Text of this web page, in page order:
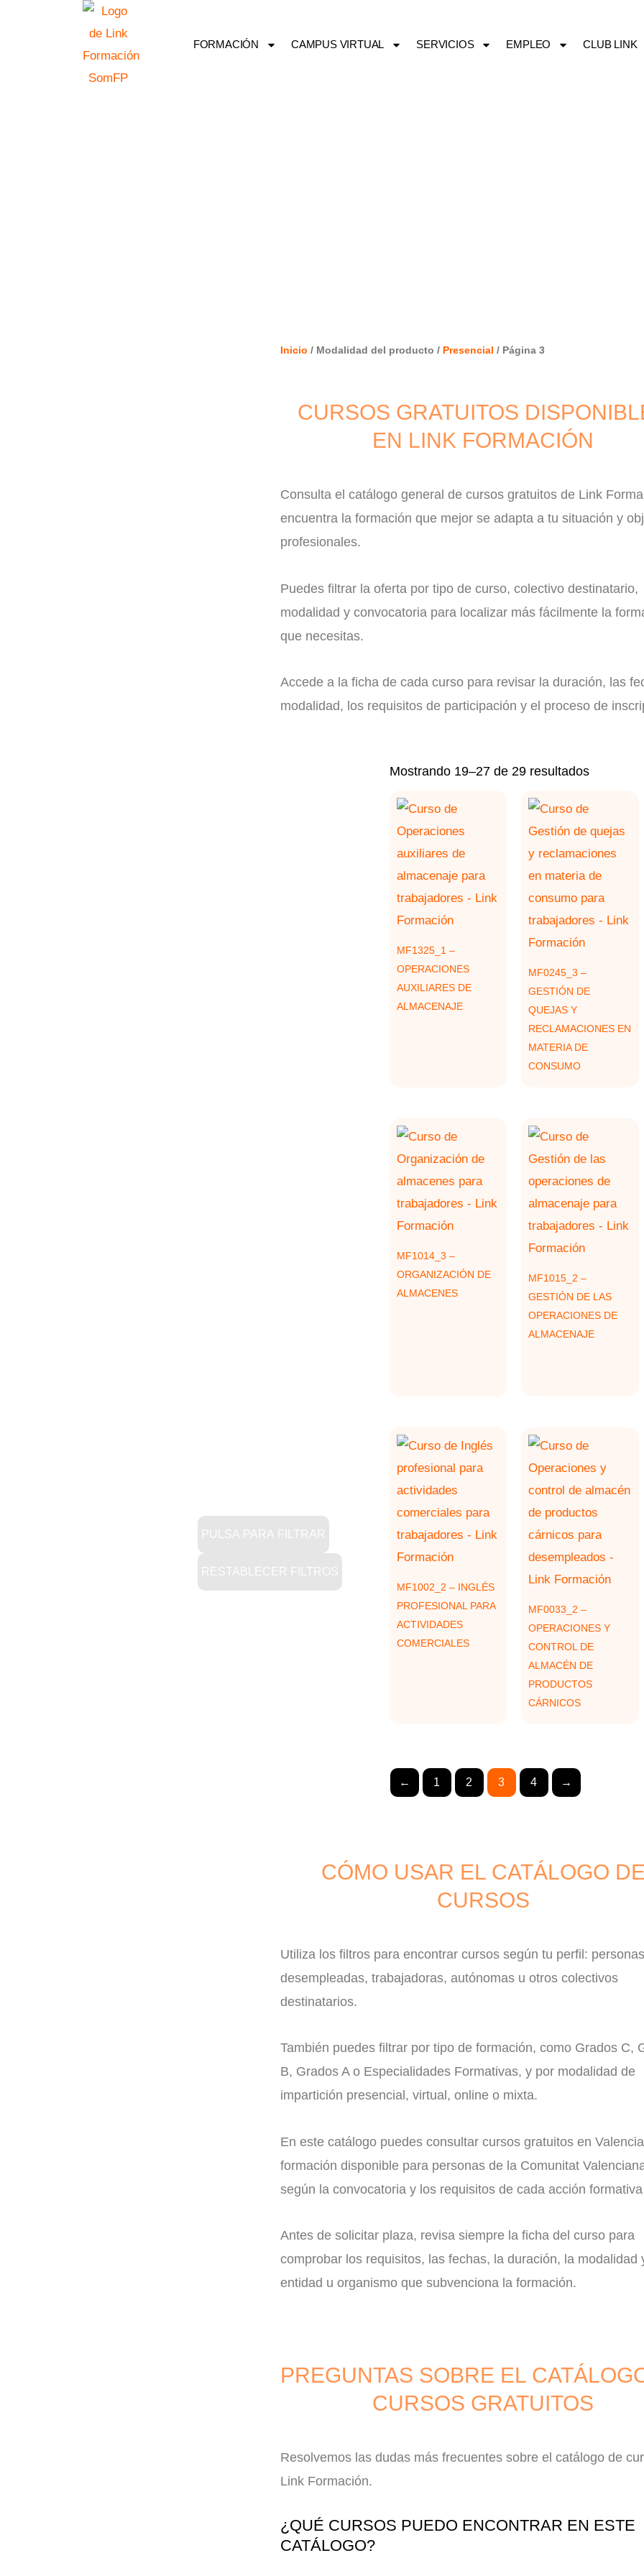
FORMACIÓN CAMPUS VIRTUAL SERVICIOS EMPLEO CLUB LINK
Inicio / Modalidad del producto / Presencial / Página 3
CURSOS GRATUITOS
EN LINK FORMACIÓN
Consulta el catálogo general de cursos gratuitos de Link
encuentra la formación que mejor se adapta a tu situación y
profesionales.
Puedes filtrar la oferta por tipo de curso, colectivo destinatario,
modalidad y convocatoria para localizar más fácilmente la
que necesitas.
Accede a la ficha de cada curso para revisar la duración, las
modalidad, los requisitos de participación y el proceso de
PULSA PARA FILTRAR
RESTABLECER FILTROS
Mostrando 19–27 de 29 resultadosOrdenado
últimos
MF1325_1 –
OPERACIONES
AUXILIARES DE
ALMACENAJE
MF0245_3 –
GESTIÓN DE
QUEJAS Y
RECLAMACIONES EN
MATERIA DE
CONSUMO
MF1014_3 –
ORGANIZACIÓN DE
ALMACENES
MF1015_2 –
GESTIÓN DE LAS
OPERACIONES DE
ALMACENAJE
MF1002_2 – INGLÉS
PROFESIONAL PARA
ACTIVIDADES
COMERCIALES
MF0033_2 –
OPERACIONES Y
CONTROL DE
ALMACÉN DE
PRODUCTOS
CÁRNICOS
← 1 2 3 4 →
CÓMO USAR EL CATÁLOGO DE
CURSOS
Utiliza los filtros para encontrar cursos según tu perfil: personas
desempleadas, trabajadoras, autónomas u otros colectivos
destinatarios.
También puedes filtrar por tipo de formación, como Grados C,
B, Grados A o Especialidades Formativas, y por modalidad de
impartición presencial, virtual, online o mixta.
En este catálogo puedes consultar cursos gratuitos en
formación disponible para personas de la Comunitat
según la convocatoria y los requisitos de cada acción
Antes de solicitar plaza, revisa siempre la ficha del curso para
comprobar los requisitos, las fechas, la duración, la modalidad
entidad u organismo que subvenciona la formación.
PREGUNTAS SOBRE EL
CURSOS GRATUITOS
Resolvemos las dudas más frecuentes sobre el catálogo de
Link Formación.
¿QUÉ CURSOS PUEDO ENCONTRAR EN ESTE
CATÁLOGO?